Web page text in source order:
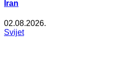
Iran
02.08.2026.
Svijet